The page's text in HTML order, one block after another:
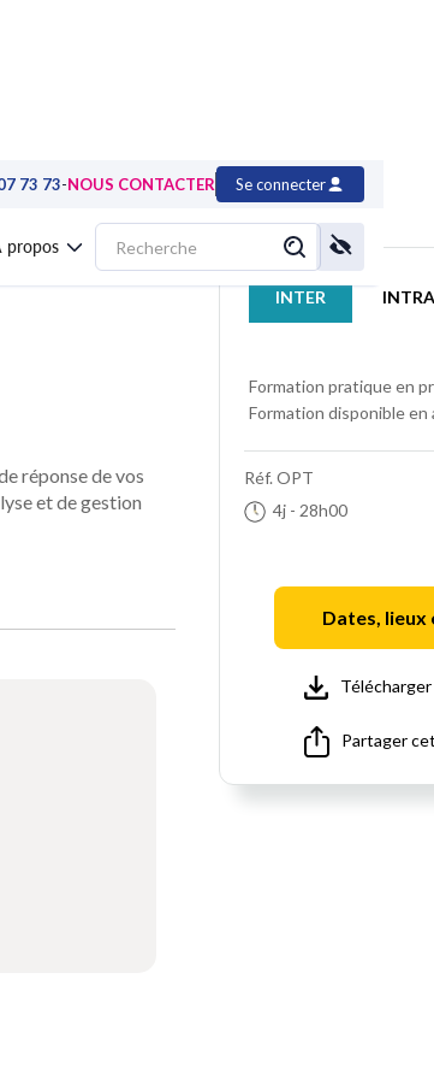
73 73-NOUS CONTACTER Se connecter
propos
Oracle, optimisation d'applications
INTER INTRA
Formation pratique en
Formation disponible en
Réf. OPT
4j - 28h00
Dates,
Partager
réponse de vos
et de gestion